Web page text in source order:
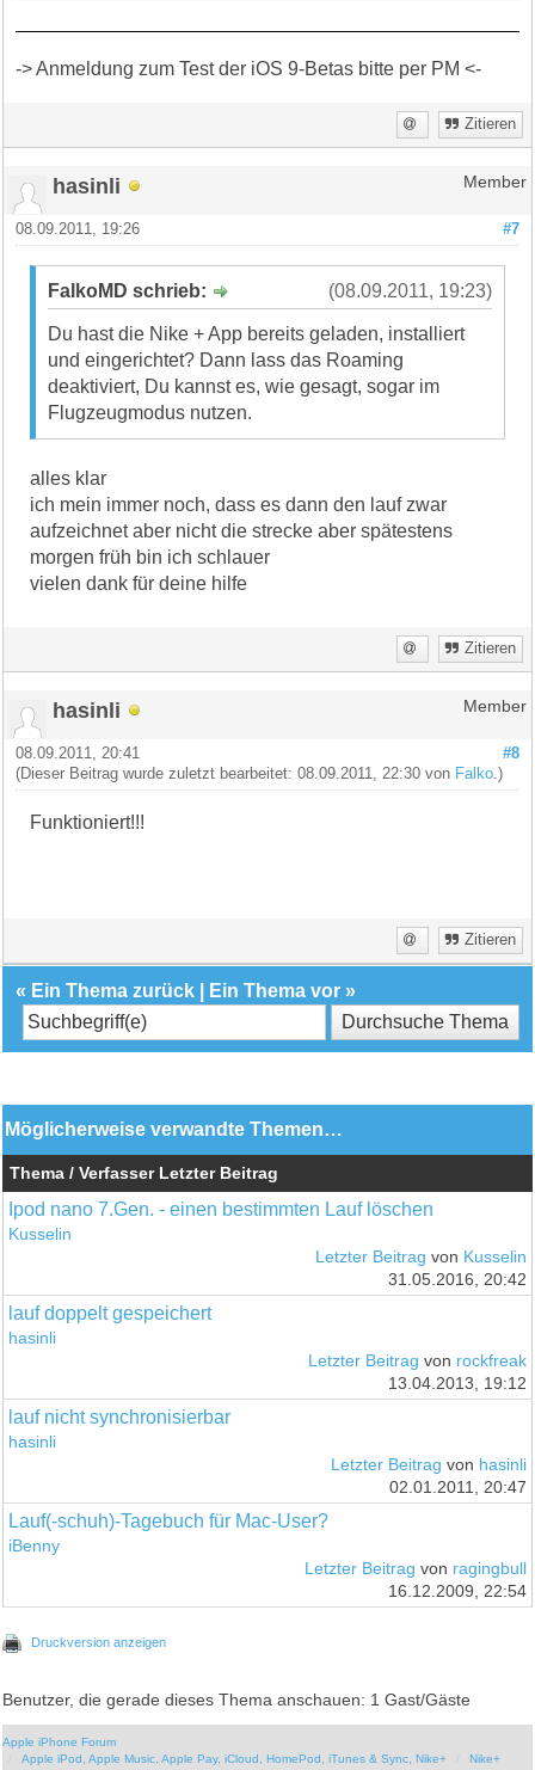
-> Anmeldung zum Test der iOS 9-Betas bitte per PM <-
Zitieren
hasinli Member
#7
08.09.2011, 19:26
(08.09.2011, 19:23)
FalkoMD schrieb:
Du hast die Nike + App bereits geladen, installiert
und eingerichtet? Dann lass das Roaming
deaktiviert, Du kannst es, wie gesagt, sogar im
Flugzeugmodus nutzen.
alles klar
ich mein immer noch, dass es dann den lauf zwar
aufzeichnet aber nicht die strecke aber spätestens
morgen früh bin ich schlauer
vielen dank für deine hilfe
Zitieren
hasinli Member
#8
08.09.2011, 20:41
(Dieser Beitrag wurde zuletzt bearbeitet: 08.09.2011, 22:30 von Falko .)
Funktioniert!!!
Zitieren
« Ein Thema zurück Ein Thema vor »
Möglicherweise verwandte Themen…
Thema / Verfasser Letzter Beitrag
Ipod nano 7.Gen. - einen bestimmten Lauf löschen
Kusselin
Letzter Beitrag von Kusselin
31.05.2016, 20:42
lauf doppelt gespeichert
hasinli
Letzter Beitrag von rockfreak
13.04.2013, 19:12
lauf nicht synchronisierbar
hasinli
Letzter Beitrag von hasinli
02.01.2011, 20:47
Lauf(-schuh)-Tagebuch für Mac-User?
iBenny
Letzter Beitrag von ragingbull
16.12.2009, 22:54
Druckversion anzeigen
Benutzer, die gerade dieses Thema anschauen: 1 Gast/Gäste
Apple iPhone Forum
Apple iPod, Apple Music, Apple Pay, iCloud, HomePod, iTunes & Sync, Nike+
Nike+